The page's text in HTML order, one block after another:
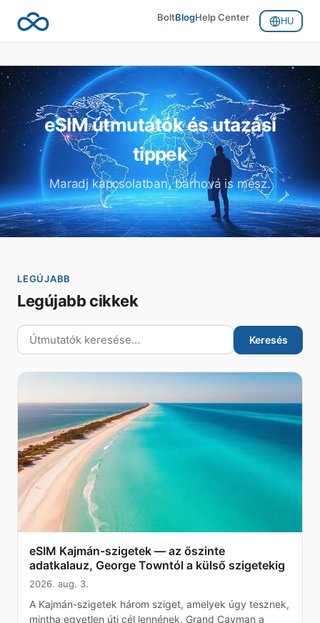
BoltBlogHelp Center HU
eSIM útmutatók és utazási
tippek
Maradj kapcsolatban, bárhová is mész.
LEGÚJABB
Legújabb cikkek
Keresés
eSIM Kajmán-szigetek — az őszinte
adatkalauz, George Towntól a külső szigetekig
2026. aug. 3.
A Kajmán-szigetek három sziget, amelyek úgy tesznek,
mintha egyetlen úti cél lennének. Grand Cayman a